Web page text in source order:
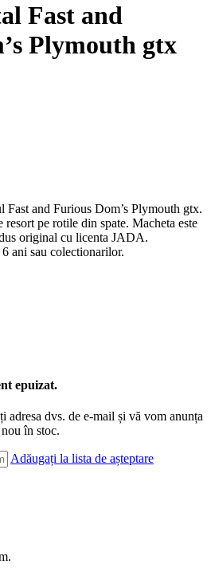
Fast and
Plymouth gtx
and Furious Dom’s Plymouth gtx.
resort pe rotile din spate. Macheta este
original cu licenta JADA.
ani sau colectionarilor.
epuizat.
dvs. de e-mail și vă vom anunța
în stoc.
Adăugați la lista de așteptare